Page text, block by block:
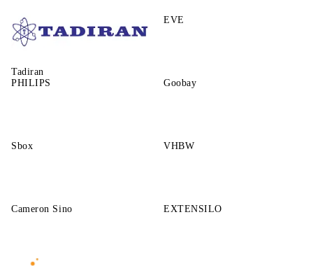
Tadiran
EVE
PHILIPS Goobay
Sbox VHBW
Cameron Sino EXTENSILO